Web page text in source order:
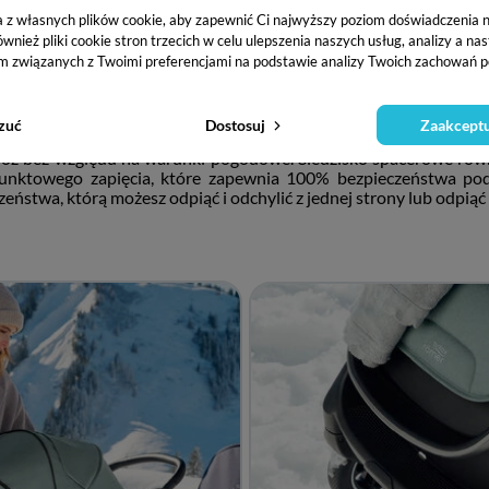
obu kierunkach jazdy, co pozwala dostosować go do potrzeb i
Dodatkowo, regulowany podnóżek umożliwia dziecku
bez względu na warunki pogodowe. Siedzisko spacerowe
zapięcia, które zapewnia 100% bezpieczeństwa
którą możesz odpiąć i odchylić z jednej strony lub
własnych plików cookie, aby zapewnić Ci najwyższy poziom doświadczenia
pliki cookie stron trzecich w celu ulepszenia naszych usług, analizy a
związanych z Twoimi preferencjami na podstawie analizy Twoich zachowań
Dostosuj